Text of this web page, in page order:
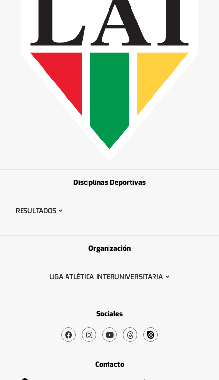
Disciplinas Deportivas
RESULTADOS
Organización
LIGA ATLÉTICA INTERUNIVERSITARIA
Sociales
Contacto